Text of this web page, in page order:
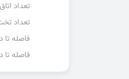
تعداد
تعداد
فاصله تا
فاصله تا